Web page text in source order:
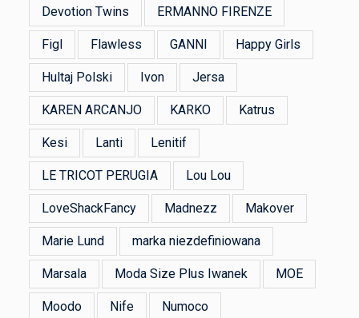
Devotion Twins ERMANNO FIRENZE
Figl Flawless GANNI Happy Girls
Hultaj Polski Ivon Jersa
KAREN ARCANJO KARKO Katrus
Kesi Lanti Lenitif
LE TRICOT PERUGIA Lou Lou
LoveShackFancy Madnezz Makover
Marie Lund marka niezdefiniowana
Marsala Moda Size Plus Iwanek MOE
Moodo Nife Numoco